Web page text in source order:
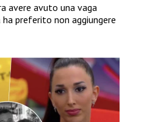
avere avuto una vaga
ha preferito non aggiungere